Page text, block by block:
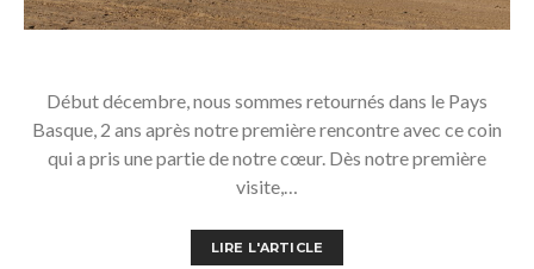
Début décembre, nous sommes retournés dans le Pays
Basque, 2 ans après notre première rencontre avec ce coin
qui a pris une partie de notre cœur. Dès notre première
visite,…
LIRE L'ARTICLE